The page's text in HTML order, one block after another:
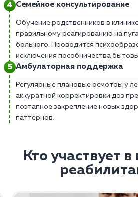
Семейное консультирование
Обучение родственников в
правильному реагированию на
больного. Проводится
исключения пособничества
Амбулаторная поддержка
Регулярные плановые осмотры у
аккуратной корректировки доз
поэтапное закрепление новых
паттернов.
Кто участвует